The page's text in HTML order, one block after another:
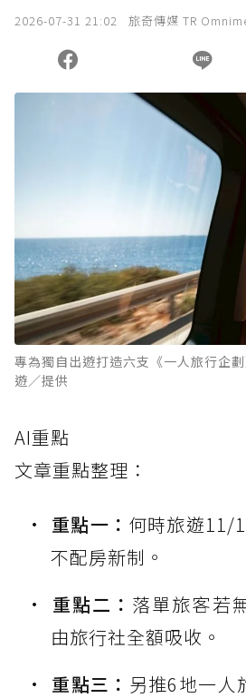
2026-07-31 21:02 旅奇傳媒 TR
專為獨自出遊打造六支《一人旅行企
遊／提供
AI重點
文章重點整理：
重點一： 何時旅遊11/
不配房新制。
重點二： 落單旅客若
由旅行社全額吸收。
重點三： 另推6地一人